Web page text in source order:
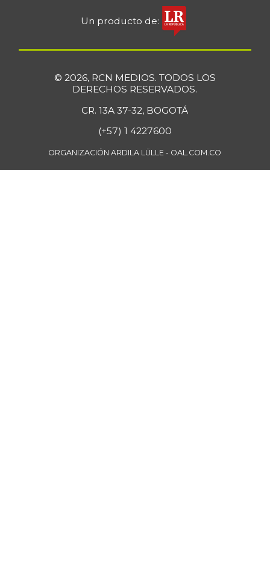
Un producto de:
© 2026, RCN MEDIOS. TODOS LOS
DERECHOS RESERVADOS.
CR. 13A 37-32, BOGOTÁ
(+57) 1 4227600
ORGANIZACIÓN ARDILA LÜLLE - OAL.COM.CO